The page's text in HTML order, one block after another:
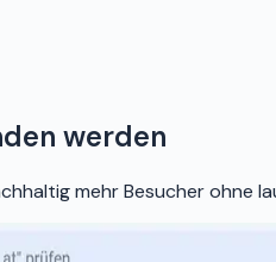
werden
mehr Besucher ohne